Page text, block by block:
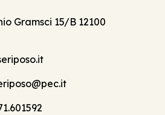
Gramsci 15/B 12100